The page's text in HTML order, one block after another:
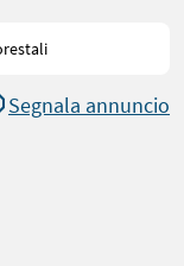
Segnala annuncio